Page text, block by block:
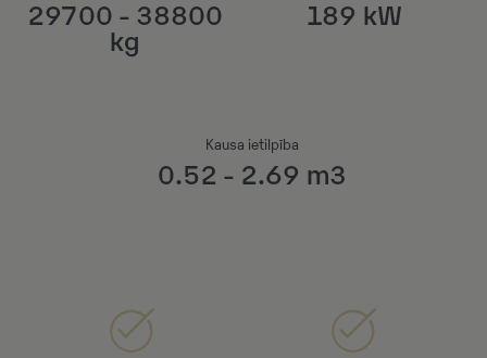
29700 - 38800
kg
189 kW
Kausa ietilpība
0.52 - 2.69 m3